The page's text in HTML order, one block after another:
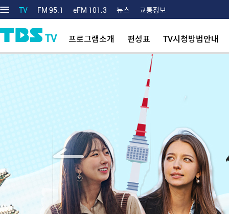
TV FM 95.1 eFM 101.3 뉴스 교통정보
TV 프로그램소개 편성표 TV시청방법안내